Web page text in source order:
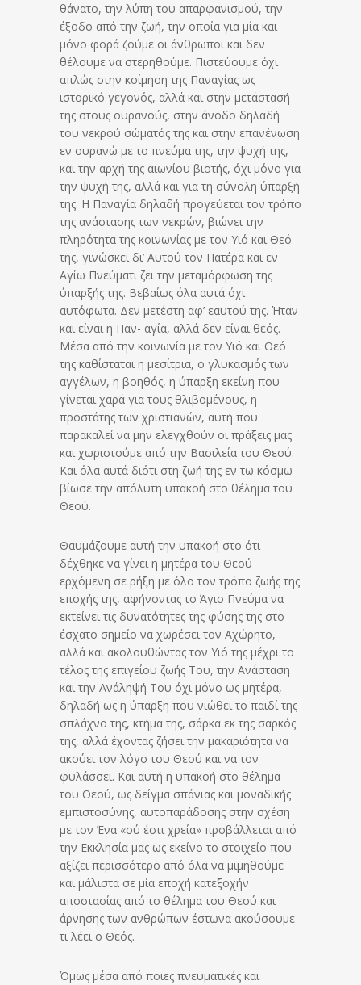
θάνατο, την λύπη του απαρφανισμού, την
έξοδο από την ζωή, την οποία για μία και
μόνο φορά ζούμε οι άνθρωποι και δεν
θέλουμε να στερηθούμε. Πιστεύουμε όχι
απλώς στην κοίμηση της Παναγίας ως
ιστορικό γεγονός, αλλά και στην μετάστασή
της στους ουρανούς, στην άνοδο δηλαδή
του νεκρού σώματός της και στην επανένωση
εν ουρανώ με το πνεύμα της, την ψυχή της,
και την αρχή της αιωνίου βιοτής, όχι μόνο για
την ψυχή της, αλλά και για τη σύνολη ύπαρξή
της. Η Παναγία δηλαδή προγεύεται τον τρόπο
της ανάστασης των νεκρών, βιώνει την
πληρότητα της κοινωνίας με τον Υιό και Θεό
της, γινώσκει δι’ Αυτού τον Πατέρα και εν
Αγίω Πνεύματι ζει την μεταμόρφωση της
ύπαρξής της. Βεβαίως όλα αυτά όχι
αυτόφωτα. Δεν μετέστη αφ’ εαυτού της. Ήταν
και είναι η Παν- αγία, αλλά δεν είναι θεός.
Μέσα από την κοινωνία με τον Υιό και Θεό
της καθίσταται η μεσίτρια, ο γλυκασμός των
αγγέλων, η βοηθός, η ύπαρξη εκείνη που
γίνεται χαρά για τους θλιβομένους, η
προστάτης των χριστιανών, αυτή που
παρακαλεί να μην ελεγχθούν οι πράξεις μας
και χωριστούμε από την Βασιλεία του Θεού.
Και όλα αυτά διότι στη ζωή της εν τω κόσμω
βίωσε την απόλυτη υπακοή στο θέλημα του
Θεού.
Θαυμάζουμε αυτή την υπακοή στο ότι
δέχθηκε να γίνει η μητέρα του Θεού
ερχόμενη σε ρήξη με όλο τον τρόπο ζωής της
εποχής της, αφήνοντας το Άγιο Πνεύμα να
εκτείνει τις δυνατότητες της φύσης της στο
έσχατο σημείο να χωρέσει τον Αχώρητο,
αλλά και ακολουθώντας τον Υιό της μέχρι το
τέλος της επιγείου ζωής Του, την Ανάσταση
και την Ανάληψή Του όχι μόνο ως μητέρα,
δηλαδή ως η ύπαρξη που νιώθει το παιδί της
σπλάχνο της, κτήμα της, σάρκα εκ της σαρκός
της, αλλά έχοντας ζήσει την μακαριότητα να
ακούει τον λόγο του Θεού και να τον
φυλάσσει. Και αυτή η υπακοή στο θέλημα
του Θεού, ως δείγμα σπάνιας και μοναδικής
εμπιστοσύνης, αυτοπαράδοσης στην σχέση
με τον Ένα «ού έστι χρεία» προβάλλεται από
την Εκκλησία μας ως εκείνο το στοιχείο που
αξίζει περισσότερο από όλα να μιμηθούμε
και μάλιστα σε μία εποχή κατεξοχήν
αποστασίας από το θέλημα του Θεού και
άρνησης των ανθρώπων έστωνα ακούσουμε
τι λέει ο Θεός.
Όμως μέσα από ποιες πνευματικές και